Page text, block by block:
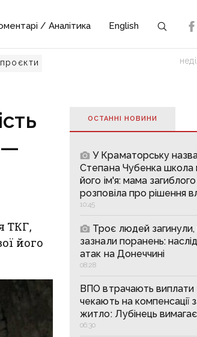
/ Аналітика English
—
ТКГ,
його
ОСТАННІ НОВИНИ
У Краматорську
Степана Чубенка
його ім'я: мама
розповіла про рішення
10:45
Троє людей
зазнали поранень:
атак на Донеччині
08:28
ВПО втрачають виплати
чекають на компенсації
житло: Лубінець вимагає
06:30